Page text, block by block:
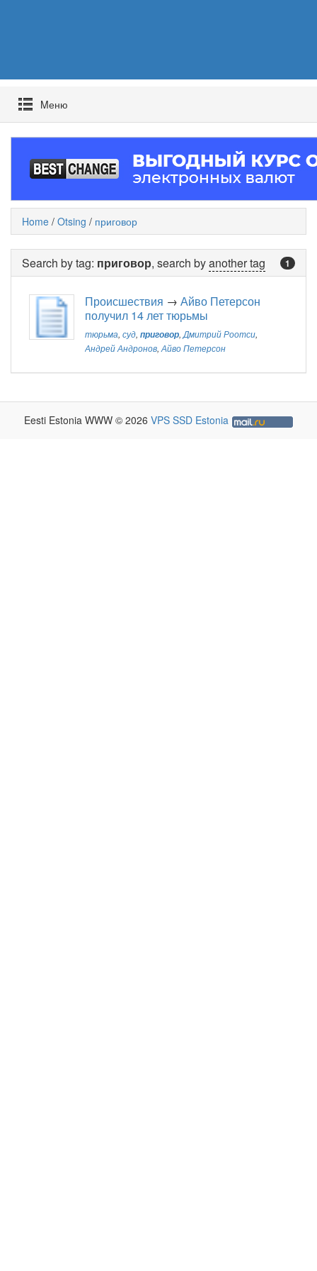
Mеню
Home / Otsing / приговор
1
Search by tag: приговор, search byanother tag
Происшествия → Айво Петерсон
получил 14 лет тюрьмы
тюрьма, суд, приговор,Дмитрий Роотси,
Андрей Андронов,Айво Петерсон
Eesti Estonia WWW © 2026 VPS SSD Estonia